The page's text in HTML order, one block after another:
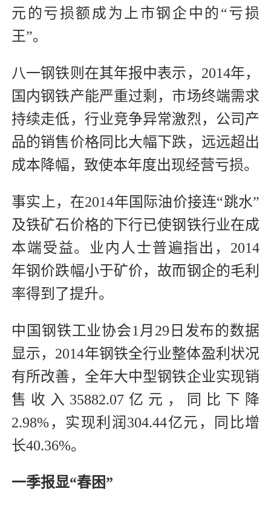
元的亏损额成为上市钢企中的“亏损
王”。
八一钢铁则在其年报中表示，2014年，
国内钢铁产能严重过剩，市场终端需求
持续走低，行业竞争异常激烈，公司产
品的销售价格同比大幅下跌，远远超出
成本降幅，致使本年度出现经营亏损。
事实上，在2014年国际油价接连“跳水”
及铁矿石价格的下行已使钢铁行业在成
本端受益。业内人士普遍指出，2014
年钢价跌幅小于矿价，故而钢企的毛利
率得到了提升。
中国钢铁工业协会1月29日发布的数据
显示，2014年钢铁全行业整体盈利状况
有所改善，全年大中型钢铁企业实现销
售收入35882.07亿元，同比下降
2.98%，实现利润304.44亿元，同比增
长40.36%。
一季报显“春困”